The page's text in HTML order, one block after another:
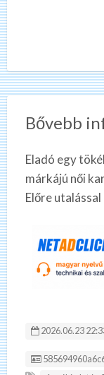
Bővebb
Eladó egy
márkájú női
Előre
2026.06.23
Hirdetés ID: